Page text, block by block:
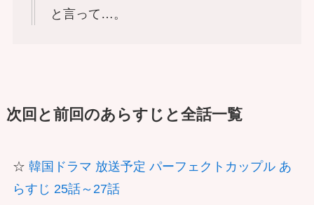
と言って…。
次回と前回のあらすじと全話一覧
☆ 韓国ドラマ 放送予定 パーフェクトカップル あ
らすじ 25話～27話